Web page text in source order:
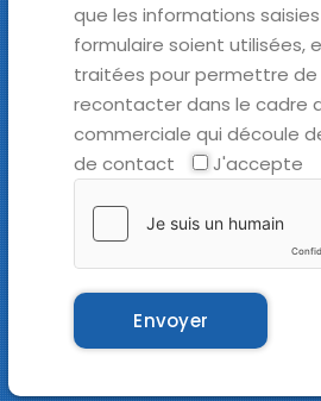
que les informations
formulaire soient utilisées,
traitées pour permettre de
recontacter dans le cadre
commerciale qui découle
de contact
J'accepte